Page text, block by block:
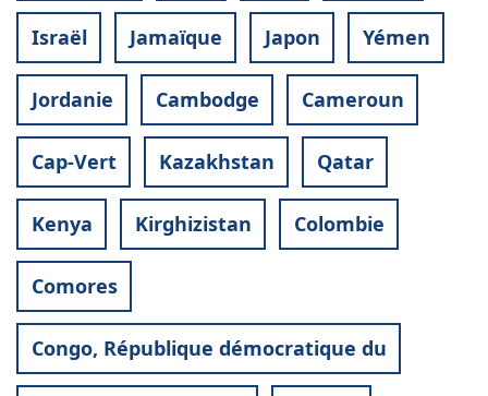
Israël Jamaïque Japon Yémen
Jordanie Cambodge Cameroun
Cap-Vert Kazakhstan Qatar
Kenya Kirghizistan Colombie
Comores
Congo, République démocratique du